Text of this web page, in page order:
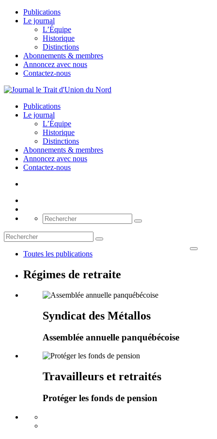
Publications
Le journal
L’Équipe
Historique
Distinctions
Abonnements & membres
Annoncez avec nous
Contactez-nous
Publications
Le journal
L’Équipe
Historique
Distinctions
Abonnements & membres
Annoncez avec nous
Contactez-nous
Toutes les publications
Régimes de retraite
Syndicat des Métallos
Assemblée annuelle panquébécoise
Travailleurs et retraités
Protéger les fonds de pension